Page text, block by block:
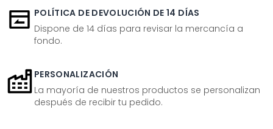
POLÍTICA DE DEVOLUCIÓN DE 14 DÍAS
Dispone de 14 días para revisar la mercancía a
fondo.
PERSONALIZACIÓN
La mayoría de nuestros productos se personalizan
después de recibir tu pedido.